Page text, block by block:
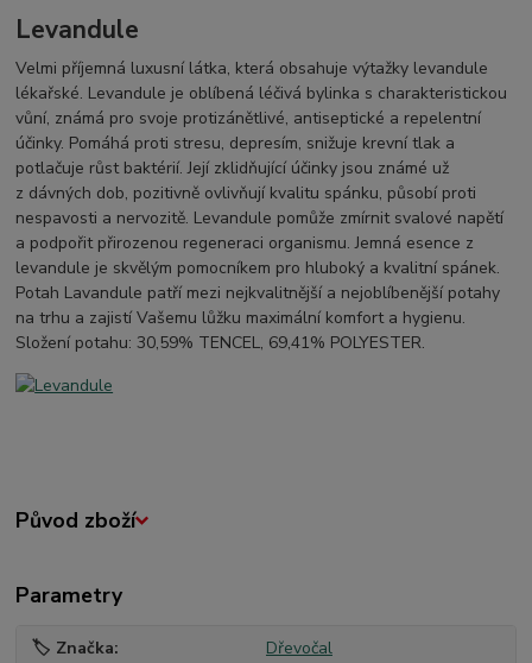
Levandule
Velmi příjemná luxusní látka, která obsahuje výtažky levandule
lékařské. Levandule je oblíbená léčivá bylinka s charakteristickou
vůní, známá pro svoje protizánětlivé, antiseptické a repelentní
účinky. Pomáhá proti stresu, depresím, snižuje krevní tlak a
potlačuje růst baktérií. Její zklidňující účinky jsou známé už
z dávných dob, pozitivně ovlivňují kvalitu spánku, působí proti
nespavosti a nervozitě. Levandule pomůže zmírnit svalové napětí
a podpořit přirozenou regeneraci organismu. Jemná esence z
levandule je skvělým pomocníkem pro hluboký a kvalitní spánek.
Potah Lavandule patří mezi nejkvalitnější a nejoblíbenější potahy
na trhu a zajistí Vašemu lůžku maximální komfort a hygienu.
Složení potahu: 30,59% TENCEL, 69,41% POLYESTER.
Původ zboží
Parametry
🏷️ Značka Dřevočal